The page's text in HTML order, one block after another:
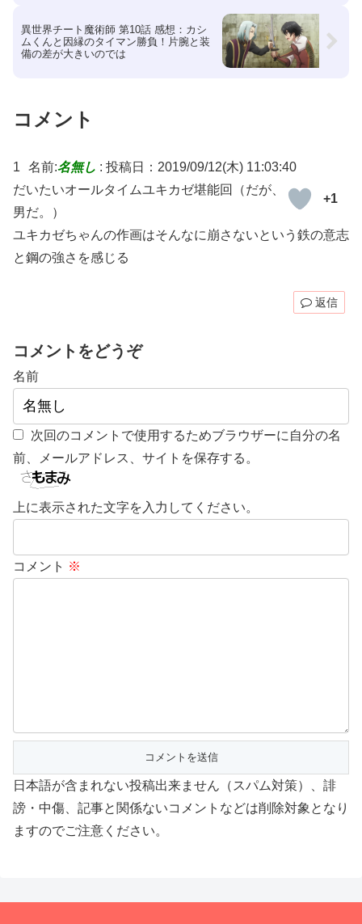
異世界チート魔術師 第10話 感想：カシ
ムくんと因縁のタイマン勝負！片腕と装
備の差が大きいのでは
コメント
1 名前:名無し : 投稿日：2019/09/12(木) 11:03:40
+1
だいたいオールタイムユキカゼ堪能回（だが、
男だ。）
ユキカゼちゃんの作画はそんなに崩さないという鉄の意志
と鋼の強さを感じる
返信
コメントをどうぞ
名前
次回のコメントで使用するためブラウザーに自分の名
前、メールアドレス、サイトを保存する。
上に表示された文字を入力してください。
コメント ※
日本語が含まれない投稿出来ません（スパム対策）、誹
謗・中傷、記事と関係ないコメントなどは削除対象となり
ますのでご注意ください。